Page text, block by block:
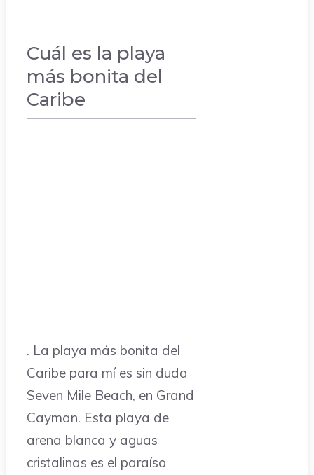
Cuál es la playa
más bonita del
Caribe
. La playa más bonita del
Caribe para mí es sin duda
Seven Mile Beach, en Grand
Cayman. Esta playa de
arena blanca y aguas
cristalinas es el paraíso